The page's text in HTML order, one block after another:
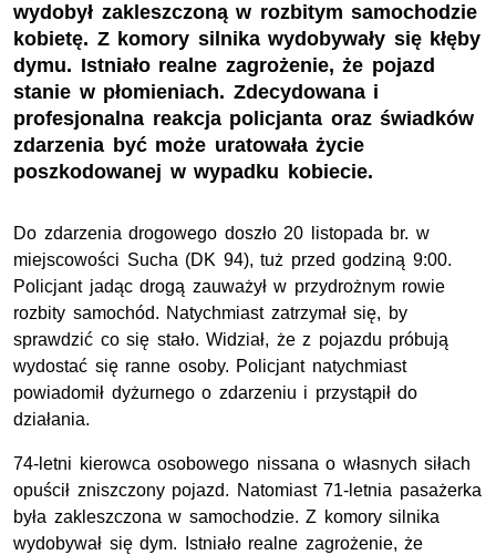
wydobył zakleszczoną w rozbitym samochodzie
kobietę. Z komory silnika wydobywały się kłęby
dymu. Istniało realne zagrożenie, że pojazd
stanie w płomieniach. Zdecydowana i
profesjonalna reakcja policjanta oraz świadków
zdarzenia być może uratowała życie
poszkodowanej w wypadku kobiecie.
Do zdarzenia drogowego doszło 20 listopada br. w
miejscowości Sucha (DK 94), tuż przed godziną 9:00.
Policjant jadąc drogą zauważył w przydrożnym rowie
rozbity samochód. Natychmiast zatrzymał się, by
sprawdzić co się stało. Widział, że z pojazdu próbują
wydostać się ranne osoby. Policjant natychmiast
powiadomił dyżurnego o zdarzeniu i przystąpił do
działania.
74-letni kierowca osobowego nissana o własnych siłach
opuścił zniszczony pojazd. Natomiast 71-letnia pasażerka
była zakleszczona w samochodzie. Z komory silnika
wydobywał się dym. Istniało realne zagrożenie, że